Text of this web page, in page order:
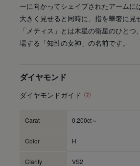
ーに向かってシェイプされたアームに
大きく見せると同時に、指を華奢に見
「メティス」とは木星の衛星のひと
場する「知性の女神」の名前です。
ダイヤモンド
ダイヤモンドガイド
Carat 0.200ct～
Color H
Clarity VS2